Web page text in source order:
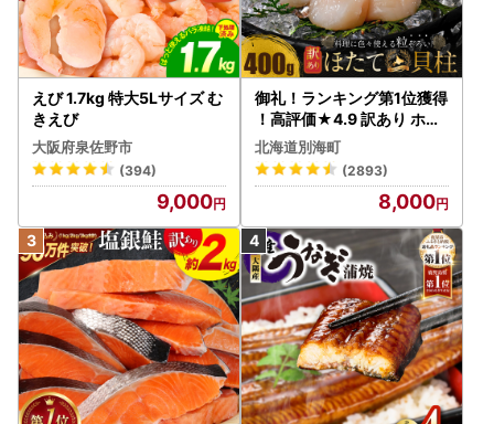
えび 1.7kg 特大5Lサイズ む
きえび
大阪府泉佐野市
(394)
9,000
御礼！ランキング第1位獲得
！高評価★4.9 訳あり ホタ
テ 400g（ほたて 帆立 貝柱
冷凍 ）
北海道別海町
(2893)
8,000